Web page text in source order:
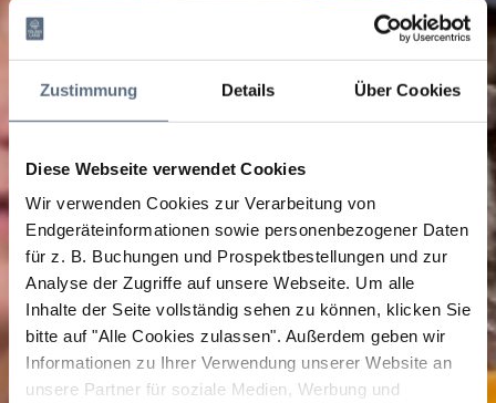
Zustimmung Details Über Cookies
Diese Webseite verwendet Cookies
Wir verwenden Cookies zur Verarbeitung von
Endgeräteinformationen sowie personenbezogener Daten
für z. B. Buchungen und Prospektbestellungen und zur
Analyse der Zugriffe auf unsere Webseite. Um alle
Inhalte der Seite vollständig sehen zu können, klicken Sie
bitte auf "Alle Cookies zulassen". Außerdem geben wir
Informationen zu Ihrer Verwendung unserer Website an
unsere Partner für soziale Medien, Werbung und